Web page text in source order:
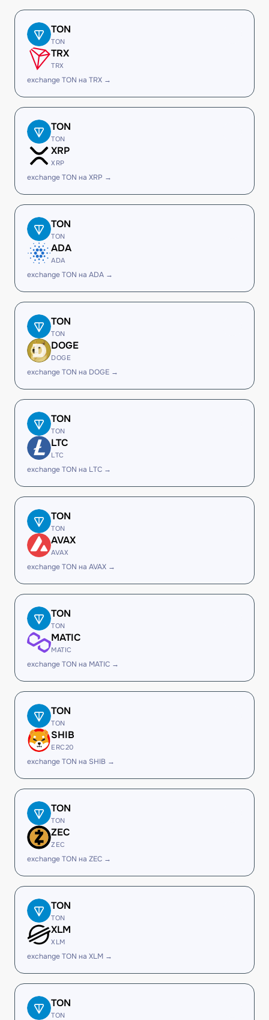
TON
TON
TRX
TRX
exchange TON на TRX →
TON
TON
XRP
XRP
exchange TON на XRP →
TON
TON
ADA
ADA
exchange TON на ADA →
TON
TON
DOGE
DOGE
exchange TON на DOGE →
TON
TON
LTC
LTC
exchange TON на LTC →
TON
TON
AVAX
AVAX
exchange TON на AVAX →
TON
TON
MATIC
MATIC
exchange TON на MATIC →
TON
TON
SHIB
ERC20
exchange TON на SHIB →
TON
TON
ZEC
ZEC
exchange TON на ZEC →
TON
TON
XLM
XLM
exchange TON на XLM →
TON
TON